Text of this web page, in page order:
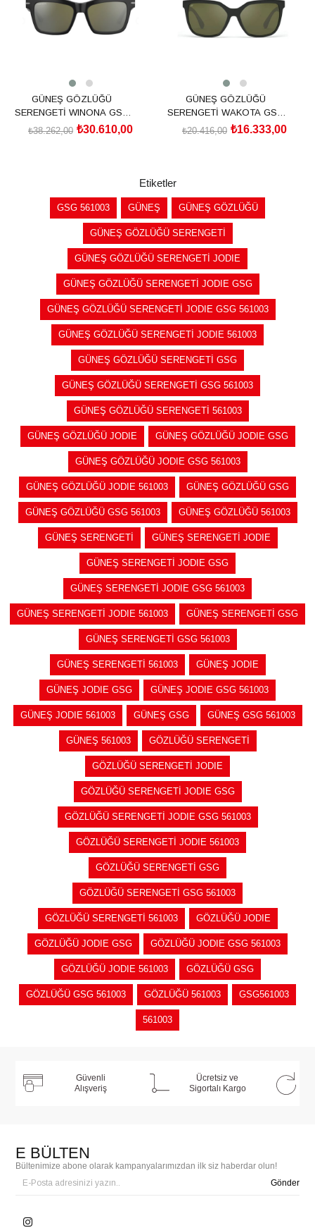
GÜNEŞ GÖZLÜĞÜ
SERENGETİ WINONA GSG
528001₺30.610,00
₺38.262,00
GÜNEŞ GÖZLÜĞÜ
SERENGETİ WAKOTA GSG
536002₺16.333,00
₺20.416,00
Etiketler
GSG 561003 GÜNEŞ GÜNEŞ GÖZLÜĞÜ
GÜNEŞ GÖZLÜĞÜ SERENGETİ
GÜNEŞ GÖZLÜĞÜ SERENGETİ JODIE
GÜNEŞ GÖZLÜĞÜ SERENGETİ JODIE GSG
GÜNEŞ GÖZLÜĞÜ SERENGETİ JODIE GSG 561003
GÜNEŞ GÖZLÜĞÜ SERENGETİ JODIE 561003
GÜNEŞ GÖZLÜĞÜ SERENGETİ GSG
GÜNEŞ GÖZLÜĞÜ SERENGETİ GSG 561003
GÜNEŞ GÖZLÜĞÜ SERENGETİ 561003
GÜNEŞ GÖZLÜĞÜ JODIE GÜNEŞ GÖZLÜĞÜ JODIE GSG
GÜNEŞ GÖZLÜĞÜ JODIE GSG 561003
GÜNEŞ GÖZLÜĞÜ JODIE 561003 GÜNEŞ GÖZLÜĞÜ GSG
GÜNEŞ GÖZLÜĞÜ GSG 561003 GÜNEŞ GÖZLÜĞÜ 561003
GÜNEŞ SERENGETİ GÜNEŞ SERENGETİ JODIE
GÜNEŞ SERENGETİ JODIE GSG
GÜNEŞ SERENGETİ JODIE GSG 561003
GÜNEŞ SERENGETİ JODIE 561003 GÜNEŞ SERENGETİ GSG
GÜNEŞ SERENGETİ GSG 561003
GÜNEŞ SERENGETİ 561003 GÜNEŞ JODIE
GÜNEŞ JODIE GSG GÜNEŞ JODIE GSG 561003
GÜNEŞ JODIE 561003 GÜNEŞ GSG GÜNEŞ GSG 561003
GÜNEŞ 561003 GÖZLÜĞÜ SERENGETİ
GÖZLÜĞÜ SERENGETİ JODIE
GÖZLÜĞÜ SERENGETİ JODIE GSG
GÖZLÜĞÜ SERENGETİ JODIE GSG 561003
GÖZLÜĞÜ SERENGETİ JODIE 561003
GÖZLÜĞÜ SERENGETİ GSG
GÖZLÜĞÜ SERENGETİ GSG 561003
GÖZLÜĞÜ SERENGETİ 561003 GÖZLÜĞÜ JODIE
GÖZLÜĞÜ JODIE GSG GÖZLÜĞÜ JODIE GSG 561003
GÖZLÜĞÜ JODIE 561003 GÖZLÜĞÜ GSG
GÖZLÜĞÜ GSG 561003 GÖZLÜĞÜ 561003 GSG561003
561003
Güvenli
Alışveriş
Ücretsiz ve
Sigortalı Kargo
E BÜLTEN
Bültenimize abone olarak kampanyalarımızdan ilk siz haberdar olun!
Gönder